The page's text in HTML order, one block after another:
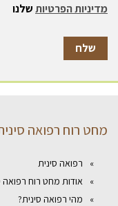
מדיניות הפרטיותשלנו
מחט רוח רפואה
רפואה סינית
אודות מחט רוח רפואה
מהי רפואה סינית?